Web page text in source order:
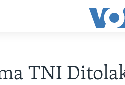
TNI